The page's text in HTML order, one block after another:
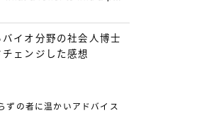
イオ分野の社会人博士
ェンジした感想
ずの者に温かいアドバイス